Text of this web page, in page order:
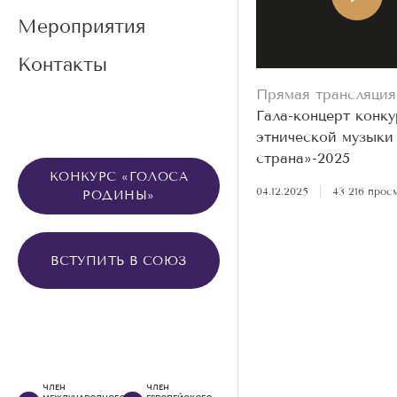
Мероприятия
Контакты
КОНКУРС «ГОЛОСА
РОДИНЫ»
ВСТУПИТЬ В СОЮЗ
ЧЛЕН
ЧЛЕН
Прямая трансляция
Гала-концерт
этнической
страна»-2025
04.12.2025 43 216